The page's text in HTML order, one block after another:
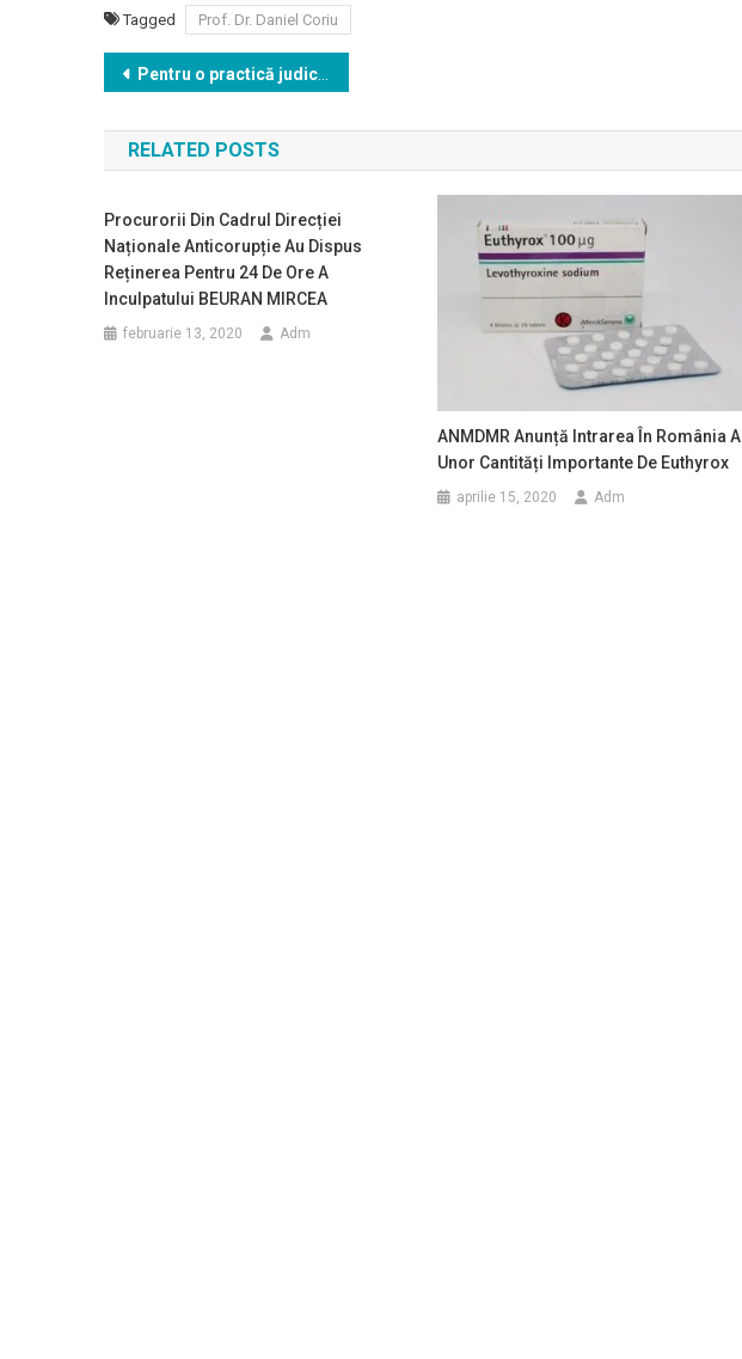
Tagged Prof. Dr. Daniel Coriu
Navigare
în
articole
Pentru o practică judiciară coerentă, Colegiul Medicilor din România consideră că legislația actuală impune clarificări ale condițiilor în care medicul poate răspunde inclusiv din punct de penal pentru greșeli medicale
RELATED POSTS
Procurorii Din Cadrul Direcției
Naționale Anticorupție Au Dispus
Reținerea Pentru 24 De Ore A
Inculpatului BEURAN MIRCEA
februarie 13, 2020 Adm
ANMDMR Anunță Intrarea În România A
Unor Cantități Importante De Euthyrox
aprilie 15, 2020 Adm